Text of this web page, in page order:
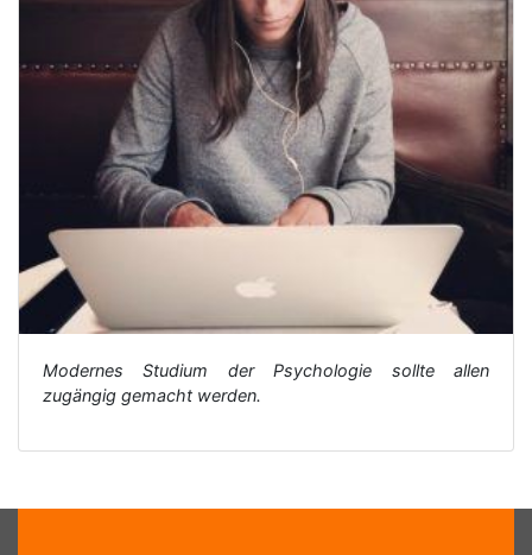
Modernes Studium der Psychologie sollte allen
zugängig gemacht werden.